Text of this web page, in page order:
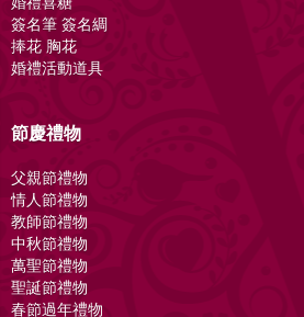
簽名筆 簽名綢
捧花 胸花
婚禮活動道具
節慶禮物
父親節禮物
情人節禮物
教師節禮物
中秋節禮物
萬聖節禮物
聖誕節禮物
春節過年禮物